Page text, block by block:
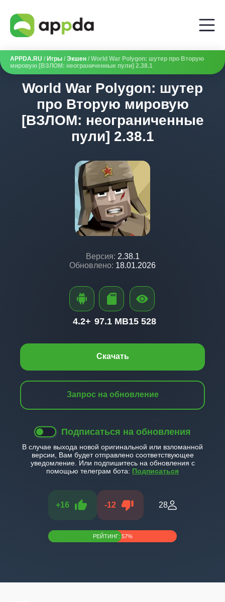
APPDA.RU / Игры / Экшен / World War Polygon: шутер про Вторую
мировую [ВЗЛОМ: неограниченные пули] 2.38.1
World War Polygon: шутер
про Вторую мировую
[ВЗЛОМ: неограниченные
пули] 2.38.1
Версия: 2.38.1
Обновлено: 18.01.2026
Скачать
Запрос на обновление
Подписаться на обновления
В случае выхода новой оригинальной или взломанной
версии, Вам будет отправлено соответствующее
уведомление. Или подпишитесь на обновления с
помощью телеграм бота: Подписаться
+16 -12 28
РЕЙТИНГ:57%
4.2+ 97.1 MB15 528